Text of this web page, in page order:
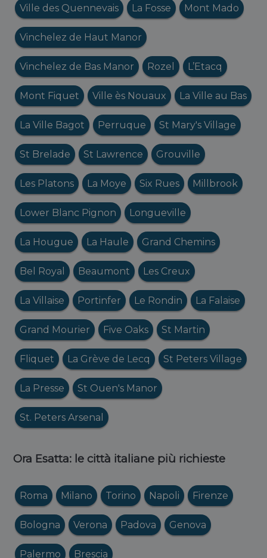
Ville des Quennevais La Fosse Mont Mado
Vinchelez de Haut Manor
Vinchelez de Bas Manor Rozel L’Etacq
Mont Fiquet Ville ès Nouaux La Ville au Bas
La Ville Bagot Perruque St Mary's Village
St Brelade St Lawrence Grouville
Les Platons La Moye Six Rues Millbrook
Lower Blanc Pignon Longueville
La Hougue La Haule Grand Chemins
Bel Royal Beaumont Les Creux
La Villaise Portinfer Le Rondin La Falaise
Grand Mourier Five Oaks St Martin
Fliquet La Grève de Lecq St Peters Village
La Presse St Ouen's Manor
St. Peters Arsenal
Ora Esatta: le città italiane più richieste
Roma Milano Torino Napoli Firenze
Bologna Verona Padova Genova
Palermo Brescia